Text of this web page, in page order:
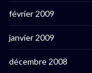
février 2009
janvier 2009
décembre 2008